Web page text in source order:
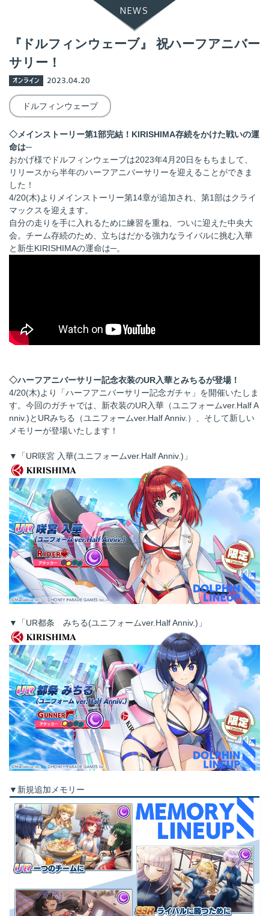
NEWS
『ドルフィンウェーブ』 祝ハーフアニバー
サリー！
オンライン 2023.04.20
ドルフィンウェーブ
◇メインストーリー第1部完結！KIRISHIMA存続をかけた戦いの運
命は─
おかげ様でドルフィンウェーブは2023年4月20日をもちまして、
リリースから半年のハーフアニバーサリーを迎えることができま
した！
4/20(木)よりメインストーリー第14章が追加され、第1部はクライ
マックスを迎えます。
自分の走りを手に入れるために練習を重ね、ついに迎えた中央大
会。チーム存続のため、立ちはだかる強力なライバルに挑む入華
と新生KIRISHIMAの運命は─。
◇ハーフアニバーサリー記念衣装のUR入華とみちるが登場！
4/20(木)より「ハーフアニバーサリー記念ガチャ」を開催いたしま
す。今回のガチャでは、新衣装のUR入華（ユニフォームver.Half A
nniv.)とURみちる（ユニフォームver.Half Anniv.）、そして新しい
メモリーが登場いたします！
▼「UR咲宮 入華(ユニフォームver.Half Anniv.)」
▼「UR都条 みちる(ユニフォームver.Half Anniv.)」
▼新規追加メモリー